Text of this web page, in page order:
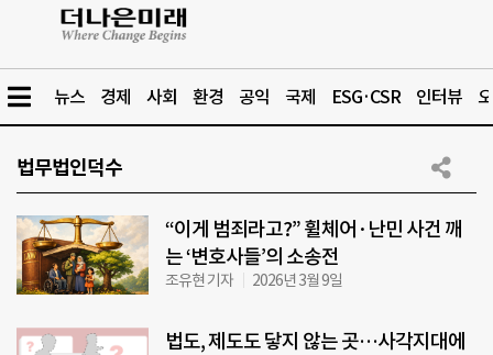
뉴스 경제 사회 환경 공익 국제 ESG·CSR 인터뷰
법무법인덕수
“이게 범죄라고?” 휠체어·난민 사건 깨
는 ‘변호사들’의 소송전
조유현 기자 2026년 3월 9일
법도, 제도도 닿지 않는 곳…사각지대에